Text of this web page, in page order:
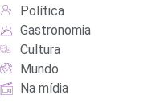
Política
Gastronomia
Cultura
Mundo
Na mídia